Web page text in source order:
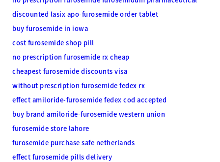
discounted lasix apo-furosemide order tablet
buy furosemide in iowa
cost furosemide shop pill
no prescription furosemide rx cheap
cheapest furosemide discounts visa
without prescription furosemide fedex rx
effect amiloride-furosemide fedex cod accepted
buy brand amiloride-furosemide western union
furosemide store lahore
furosemide purchase safe netherlands
effect furosemide pills delivery